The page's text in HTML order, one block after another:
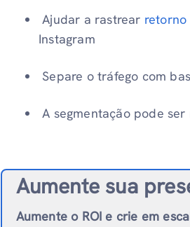
Ajudar a rastrear retorno
Instagram
Separe o tráfego com
A segmentação pode
Aumente sua
Aumente o ROI e crie em